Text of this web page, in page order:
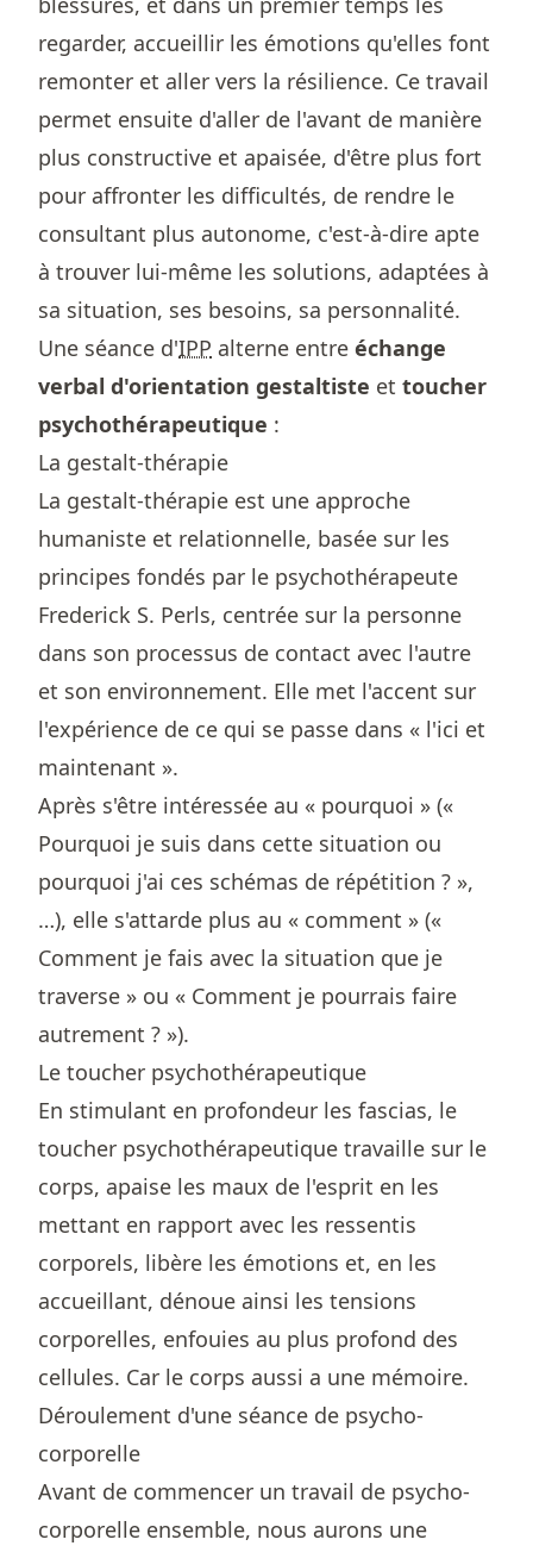
regarder, accueillir les émotions qu'elles font
remonter et aller vers la résilience. Ce travail
permet ensuite d'aller de l'avant de manière
plus constructive et apaisée, d'être plus fort
pour affronter les difficultés, de rendre le
consultant plus autonome, c'est-à-dire apte
à trouver lui-même les solutions, adaptées à
sa situation, ses besoins, sa personnalité.
Une séance d'IPP alterne entre échange
verbal d'orientation gestaltiste et toucher
psychothérapeutique :
La gestalt-thérapie
La gestalt-thérapie est une approche
humaniste et relationnelle, basée sur les
principes fondés par le psychothérapeute
Frederick S. Perls, centrée sur la personne
dans son processus de contact avec l'autre
et son environnement. Elle met l'accent sur
l'expérience de ce qui se passe dans « l'ici et
maintenant ».
Après s'être intéressée au « pourquoi » («
Pourquoi je suis dans cette situation ou
pourquoi j'ai ces schémas de répétition ? »,
…), elle s'attarde plus au « comment » («
Comment je fais avec la situation que je
traverse » ou « Comment je pourrais faire
autrement ? »).
Le toucher psychothérapeutique
En stimulant en profondeur les fascias, le
toucher psychothérapeutique travaille sur le
corps, apaise les maux de l'esprit en les
mettant en rapport avec les ressentis
corporels, libère les émotions et, en les
accueillant, dénoue ainsi les tensions
corporelles, enfouies au plus profond des
cellules. Car le corps aussi a une mémoire.
Déroulement d'une séance de psycho-
corporelle
Avant de commencer un travail de psycho-
corporelle ensemble, nous aurons une